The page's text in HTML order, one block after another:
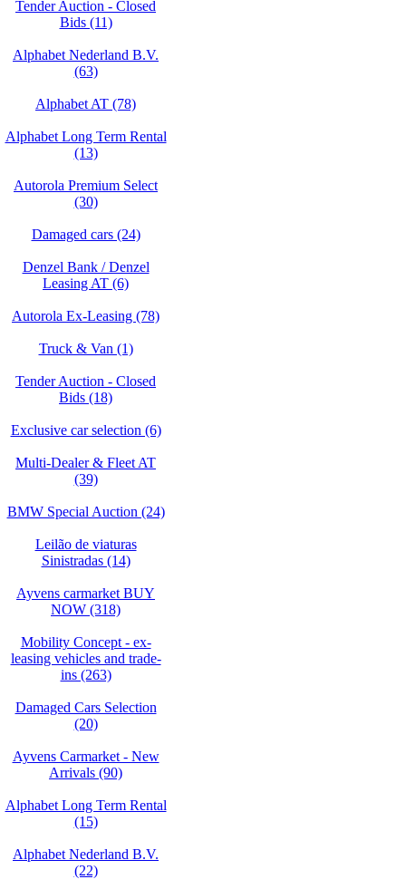
Tender Auction - Closed
Bids (11)
Alphabet Nederland B.V.
(63)
Alphabet AT (78)
Alphabet Long Term Rental
(13)
Autorola Premium Select
(30)
Damaged cars (24)
Denzel Bank / Denzel
Leasing AT (6)
Autorola Ex-Leasing (78)
Truck & Van (1)
Tender Auction - Closed
Bids (18)
Exclusive car selection (6)
Multi-Dealer & Fleet AT
(39)
BMW Special Auction (24)
Leilão de viaturas
Sinistradas (14)
Ayvens carmarket BUY
NOW (318)
Mobility Concept - ex-
leasing vehicles and trade-
ins (263)
Damaged Cars Selection
(20)
Ayvens Carmarket - New
Arrivals (90)
Alphabet Long Term Rental
(15)
Alphabet Nederland B.V.
(22)